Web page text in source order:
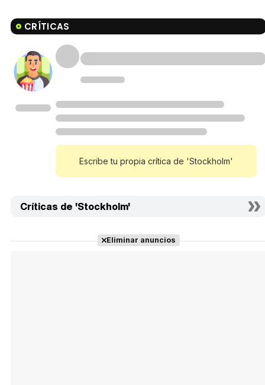
CRÍTICAS
Escribe tu propia crítica de 'Stockholm'
Críticas de 'Stockholm'
Eliminar anuncios